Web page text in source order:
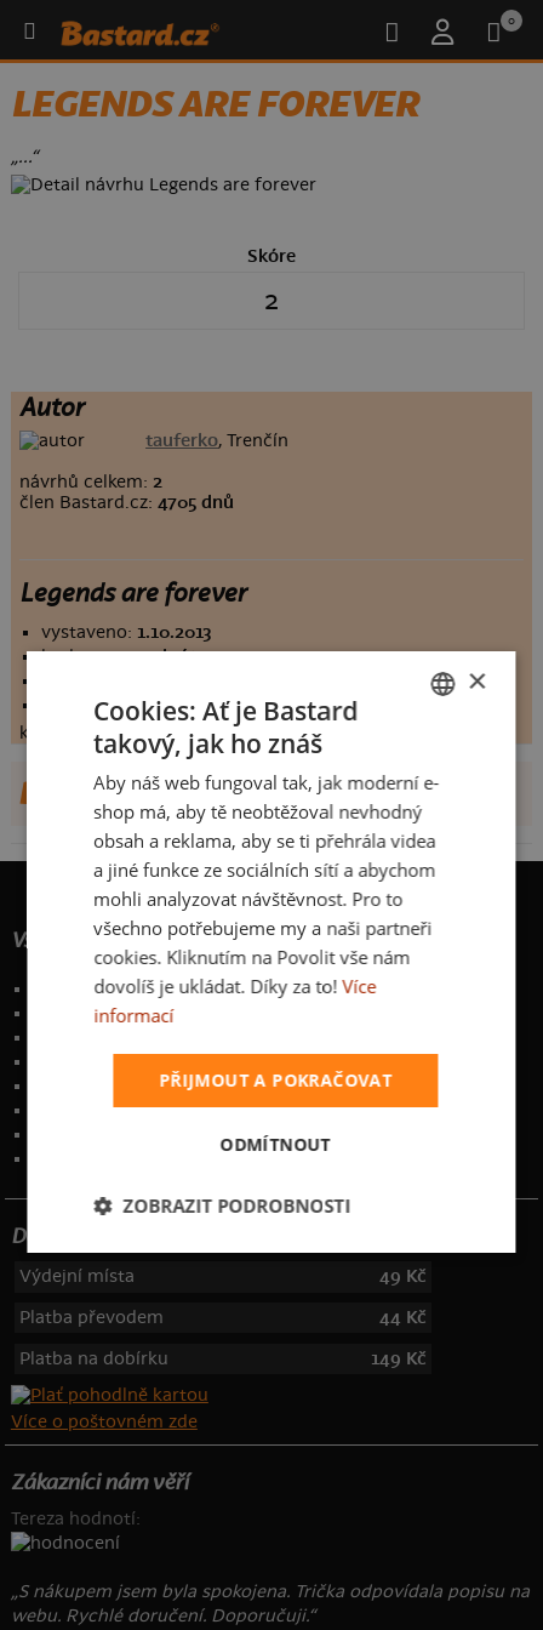
0
LEGENDS ARE FOREVER
„...“
Skóre
2
Autor
tauferko, Trenčín
návrhů celkem:2
člen Bastard.cz:4705 dnů
Legends are forever
vystaveno: 1.10.2013
hodnoceno:9 krát
koupilo by:0 lidí
konečné hodnocení:
DALŠÍ NÁVRHY OD TAUFERKO
Vše o nákupu
Poštovné a způsoby doručení
Garance výměny či vrácení
Obchodní podmínky
Ochrana osobních údajů
info@bastard.cz
Dotujeme poštovné
Výdejní místa
49 Kč
Platba převodem
44 Kč
Platba na dobírku
149 Kč
Více o poštovném zde
Zákazníci nám věří
Tereza hodnotí:
„S nákupem jsem byla spokojena. Trička odpovídala popisu na
webu. Rychlé doručení. Doporučuji.“
SLOVAK
×
Cookies: Ať je Bastard
takový, jak ho znáš
Aby náš web fungoval tak, jak moderní e-
shop má, aby tě neobtěžoval nevhodný
obsah a reklama, aby se ti přehrála videa
a jiné funkce ze sociálních sítí a abychom
mohli analyzovat návštěvnost. Pro to
všechno potřebujeme my a naši partneři
cookies. Kliknutím na Povolit vše nám
dovolíš je ukládat. Díky za to! Více
informací
PŘIJMOUT A POKRAČOVAT
ODMÍTNOUT
ZOBRAZIT PODROBNOSTI